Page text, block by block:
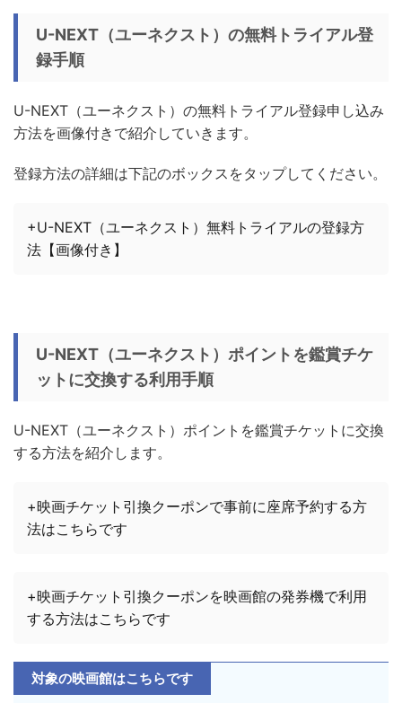
U-NEXT（ユーネクスト）の無料トライアル登
録手順
U-NEXT（ユーネクスト）の無料トライアル登録申し込み
方法を画像付きで紹介していきます。
登録方法の詳細は下記のボックスをタップしてください。
+U-NEXT（ユーネクスト）無料トライアルの登録方
法【画像付き】
U-NEXT（ユーネクスト）ポイントを鑑賞チケ
ットに交換する利用手順
U-NEXT（ユーネクスト）ポイントを鑑賞チケットに交換
する方法を紹介します。
+映画チケット引換クーポンで事前に座席予約する方
法はこちらです
+映画チケット引換クーポンを映画館の発券機で利用
する方法はこちらです
対象の映画館はこちらです